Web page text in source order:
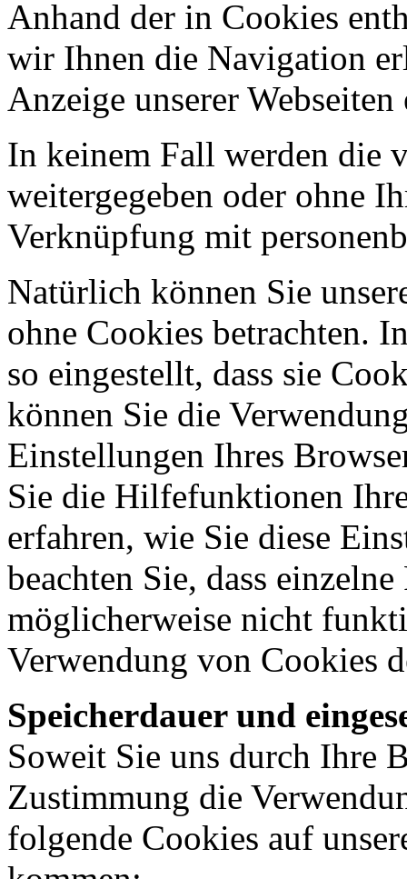
Anhand der in Cookies
wir Ihnen die Navigation
Anzeige unserer
In keinem Fall werden die
weitergegeben oder ohne
Verknüpfung mit
Natürlich können Sie
ohne Cookies betrachten.
so eingestellt, dass sie
können Sie die
Einstellungen Ihres
Sie die Hilfefunktionen
erfahren, wie Sie diese
beachten Sie, dass
möglicherweise nicht
Verwendung von Cookies
Speicherdauer und
Soweit Sie uns durch Ihre
Zustimmung die
folgende Cookies auf